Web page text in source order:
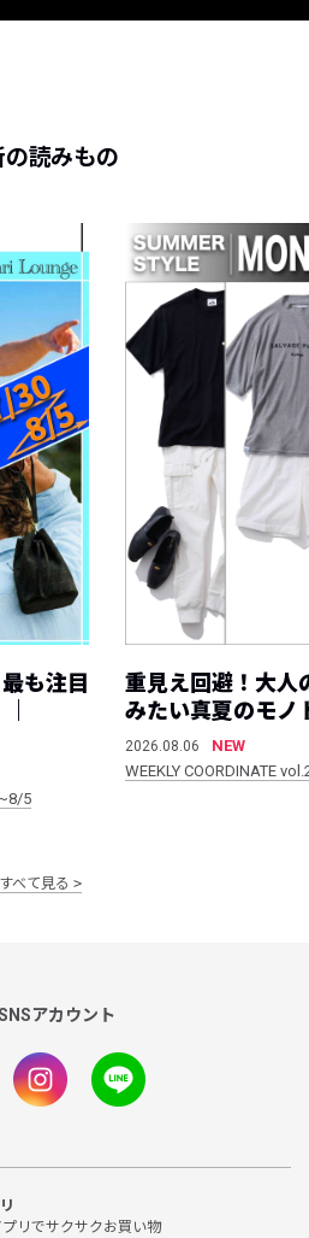
読みもの
も注目
5
重見え回避！大人
みたい真夏のモノ
2026.08.06
NEW
WEEKLY COORDINATE
すべて見る
アカウント
リでサクサクお買い物